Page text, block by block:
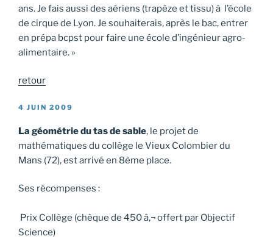
ans. Je fais aussi des aériens (trapèze et tissu) à l’école
de cirque de Lyon. Je souhaiterais, après le bac, entrer
en prépa bcpst pour faire une école d’ingénieur agro-
alimentaire. »
retour
PUBLIÉ
4 JUIN 2009
La géométrie du tas de sable, le projet de
mathématiques du collège le Vieux Colombier du
Mans (72), est arrivé en 8ème place.
Ses récompenses :
Prix Collège (chèque de 450 â‚¬ offert par Objectif
Science)